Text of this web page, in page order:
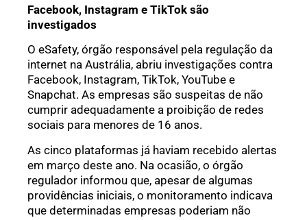
Facebook, Instagram e TikTok são
investigados
O eSafety, órgão responsável pela regulação da
internet na Austrália, abriu investigações contra
Facebook, Instagram, TikTok, YouTube e
Snapchat. As empresas são suspeitas de não
cumprir adequadamente a proibição de redes
sociais para menores de 16 anos.
As cinco plataformas já haviam recebido alertas
em março deste ano. Na ocasião, o órgão
regulador informou que, apesar de algumas
providências iniciais, o monitoramento indicava
que determinadas empresas poderiam não